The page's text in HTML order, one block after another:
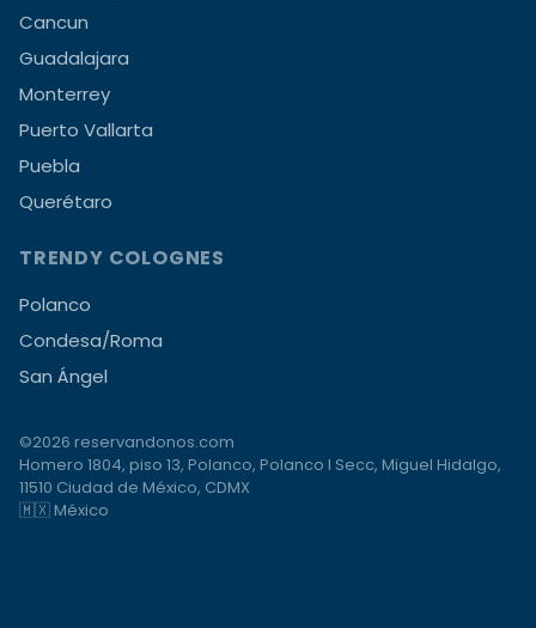
Cancun
Guadalajara
Monterrey
Puerto Vallarta
Puebla
Querétaro
TRENDY COLOGNES
Polanco
Condesa/Roma
San Ángel
©2026 reservandonos.com
Homero 1804, piso 13, Polanco, Polanco I Secc, Miguel Hidalgo,
11510 Ciudad de México, CDMX
🇲🇽 México